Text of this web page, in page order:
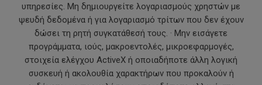
υπηρεσίες. Μη δημιουργείτε λογαριασμούς χρηστών με
ψευδή δεδομένα ή για λογαριασμό τρίτων που δεν έχουν
δώσει τη ρητή συγκατάθεσή τους. · Μην εισάγετε
προγράμματα, ιούς, μακροεντολές, μικροεφαρμογές,
στοιχεία ελέγχου ActiveX ή οποιαδήποτε άλλη λογική
συσκευή ή ακολουθία χαρακτήρων που προκαλούν ή